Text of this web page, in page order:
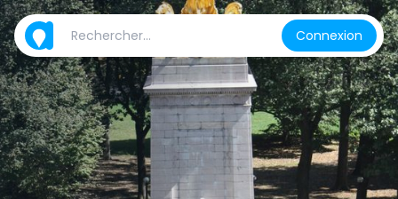
Connexion